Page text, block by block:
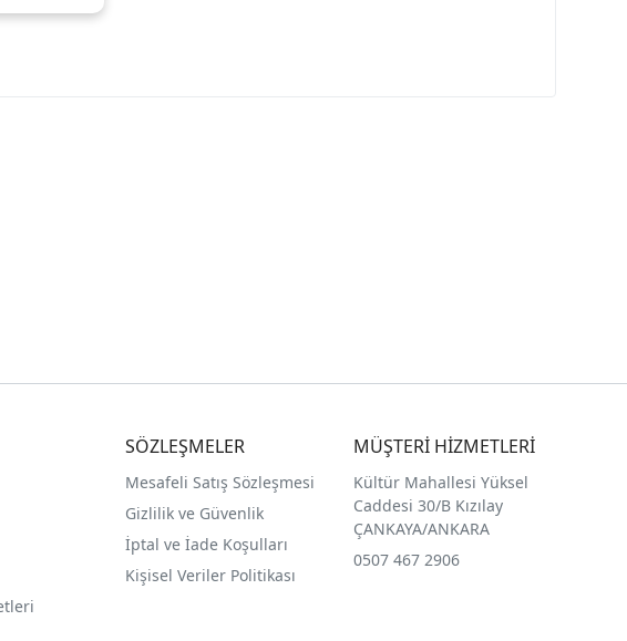
SÖZLEŞMELER
Mesafeli Satış Sözleşmesi
Gizlilik ve Güvenlik
İptal ve İade Koşulları
Kişisel Veriler Politikası
MÜŞTERİ HİZMETLERİ
Kültür Mahallesi Yüksel
Caddesi 30/B Kızılay
ÇANKAYA/ANKARA
0507 467 2906